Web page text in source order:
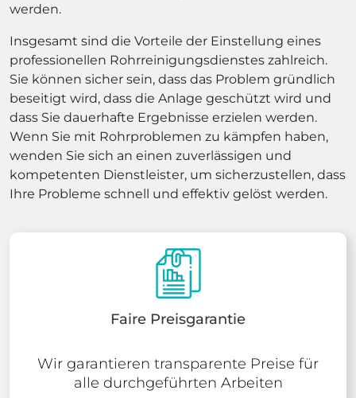
werden.
Insgesamt sind die Vorteile der Einstellung eines
professionellen Rohrreinigungsdienstes zahlreich.
Sie können sicher sein, dass das Problem gründlich
beseitigt wird, dass die Anlage geschützt wird und
dass Sie dauerhafte Ergebnisse erzielen werden.
Wenn Sie mit Rohrproblemen zu kämpfen haben,
wenden Sie sich an einen zuverlässigen und
kompetenten Dienstleister, um sicherzustellen, dass
Ihre Probleme schnell und effektiv gelöst werden.
Faire Preisgarantie
Wir garantieren transparente Preise für
alle durchgeführten Arbeiten